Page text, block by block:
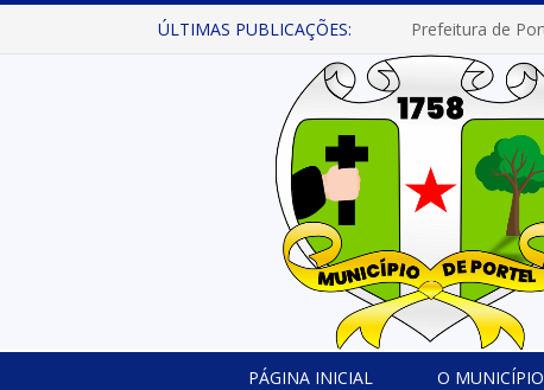
ÚLTIMAS PUBLICAÇÕES:
PÁGINA INICIAL O MUNICÍPIO